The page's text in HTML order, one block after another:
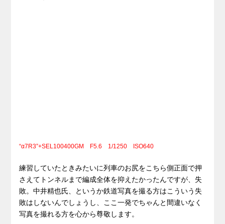
“α7R3”+SEL100400GM F5.6 1/1250 ISO640
練習していたときみたいに列車のお尻をこちら側正面で押
さえてトンネルまで編成全体を抑えたかったんですが、失
敗。中井精也氏、というか鉄道写真を撮る方はこういう失
敗はしないんでしょうし、ここ一発でちゃんと間違いなく
写真を撮れる方を心から尊敬します。